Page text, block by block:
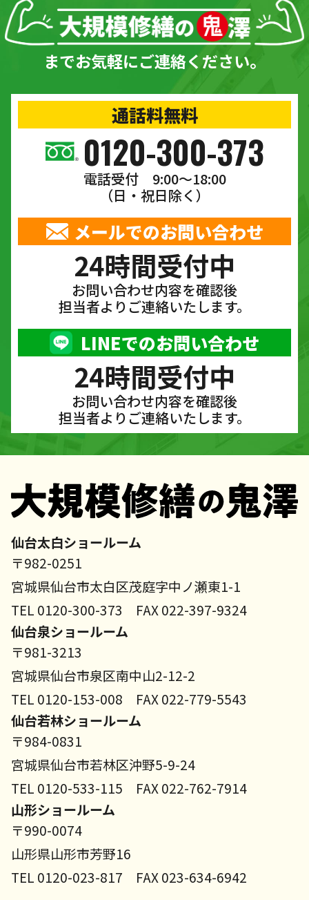
までお気軽にご連絡ください。
通話料無料
0120-300-373
電話受付 9:00〜18:00
（日・祝日除く）
メールでのお問い合わせ
24時間受付中
お問い合わせ内容を確認後
担当者よりご連絡いたします。
LINEでのお問い合わせ
24時間受付中
お問い合わせ内容を確認後
担当者よりご連絡いたします。
仙台太白ショールーム
〒982-0251
宮城県仙台市太白区茂庭字中ノ瀬東1-1
TEL 0120-300-373 FAX 022-397-9324
仙台泉ショールーム
〒981-3213
宮城県仙台市泉区南中山2-12-2
TEL 0120-153-008 FAX 022-779-5543
仙台若林ショールーム
〒984-0831
宮城県仙台市若林区沖野5-9-24
TEL 0120-533-115 FAX 022-762-7914
山形ショールーム
〒990-0074
山形県山形市芳野16
TEL 0120-023-817 FAX 023-634-6942